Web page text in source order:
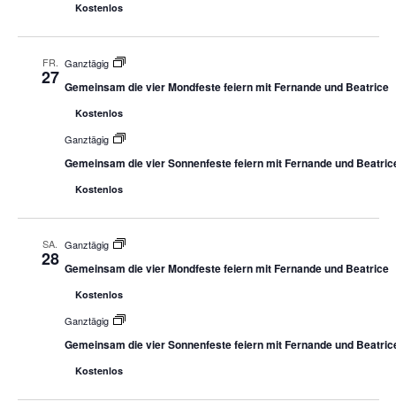
Kostenlos
FR.
27
Ganztägig
Gemeinsam die vier Mondfeste feiern mit Fernande und Beatrice
Kostenlos
Ganztägig
Gemeinsam die vier Sonnenfeste feiern mit Fernande und
Kostenlos
SA.
28
Ganztägig
Gemeinsam die vier Mondfeste feiern mit Fernande und Beatrice
Kostenlos
Ganztägig
Gemeinsam die vier Sonnenfeste feiern mit Fernande und
Kostenlos